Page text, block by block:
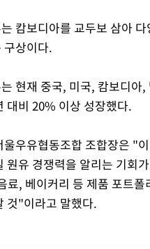
캄보디아를 교두보 삼아
구상이다.
현재 중국, 미국, 캄보디아
대비 20% 이상 성장했다.
울우유협동조합 조합장은 "
원유 경쟁력을 알리는 기회
료, 베이커리 등 제품 포트
것"이라고 말했다.